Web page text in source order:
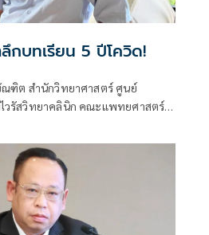
กบทเรียน 5 ปีโควิด!
ณฑิต สำนักวิทยาศาสตร์ ศูนย์
วรัสวิทยาคลินิก คณะแพทยศาสตร์